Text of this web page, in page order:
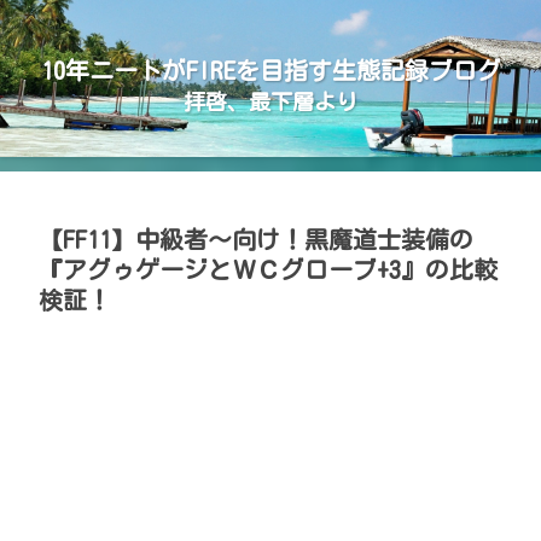
10年ニートがFIREを目指す生態記録ブログ
拝啓、最下層より
【FF11】中級者～向け！黒魔道士装備の
『アグゥゲージとＷＣグローブ+3』の比較
検証！